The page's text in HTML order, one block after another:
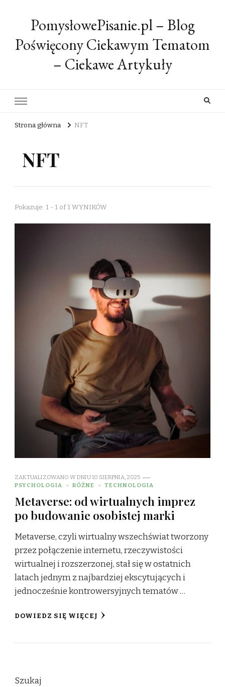
PomysłowePisanie.pl – Blog
Poświęcony Ciekawym Tematom
– Ciekawe Artykuły
Strona główna NFT
NFT
Pokazuje: 1 - 1 of 1 WYNIKÓW
ZAKTUALIZOWANO W DNIU10 SIERPNIA, 2025
PSYCHOLOGIA
RÓŻNE TECHNOLOGIA
Metaverse: od wirtualnych imprez
po budowanie osobistej marki
Metaverse, czyli wirtualny wszechświat tworzony
przez połączenie internetu, rzeczywistości
wirtualnej i rozszerzonej, stał się w ostatnich
latach jednym z najbardziej ekscytujących i
jednocześnie kontrowersyjnych tematów …
DOWIEDZ SIĘ WIĘCEJ
Szukaj